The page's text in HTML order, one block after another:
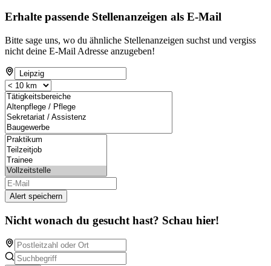
Erhalte passende Stellenanzeigen als E-Mail
Bitte sage uns, wo du ähnliche Stellenanzeigen suchst und vergiss
nicht deine E-Mail Adresse anzugeben!
Alert speichern
Nicht wonach du gesucht hast? Schau hier!